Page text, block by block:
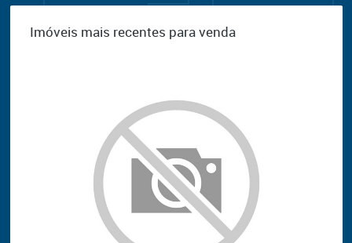
Imóveis mais recentes para venda